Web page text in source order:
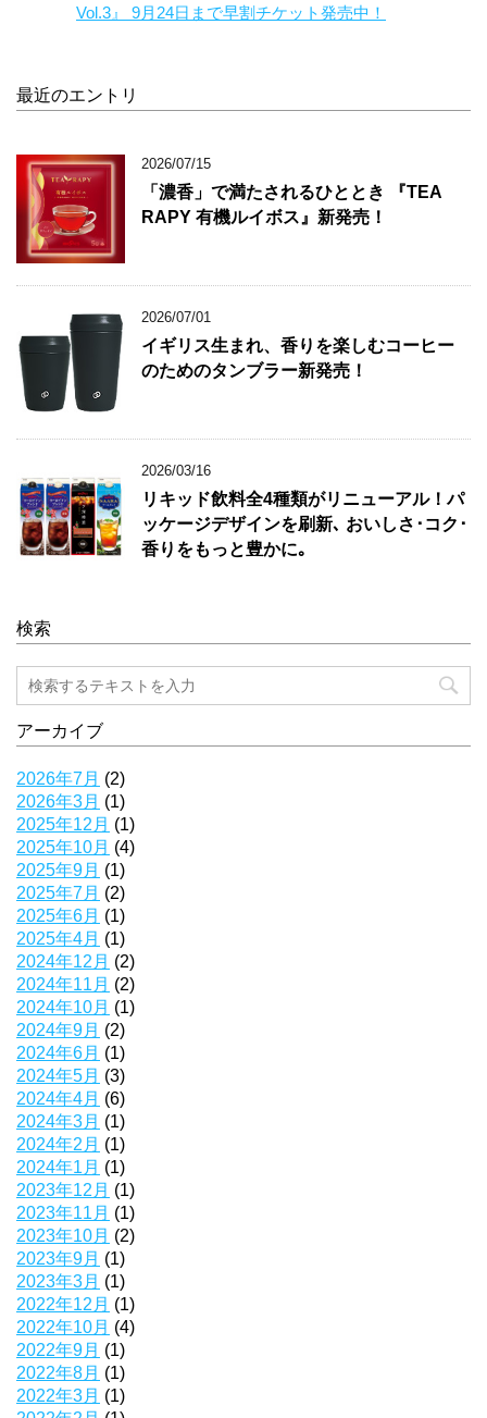
Vol.3』 9月24日まで早割チケット発売中！
最近のエントリ
2026/07/15
「濃香」で満たされるひととき 『TEA
RAPY 有機ルイボス』新発売！
2026/07/01
イギリス生まれ、香りを楽しむコーヒー
のためのタンブラー新発売！
2026/03/16
リキッド飲料全4種類がリニューアル！パ
ッケージデザインを刷新､ おいしさ･コク･
香りをもっと豊かに｡
検索
アーカイブ
2026年7月 (2)
2026年3月 (1)
2025年12月 (1)
2025年10月 (4)
2025年9月 (1)
2025年7月 (2)
2025年6月 (1)
2025年4月 (1)
2024年12月 (2)
2024年11月 (2)
2024年10月 (1)
2024年9月 (2)
2024年6月 (1)
2024年5月 (3)
2024年4月 (6)
2024年3月 (1)
2024年2月 (1)
2024年1月 (1)
2023年12月 (1)
2023年11月 (1)
2023年10月 (2)
2023年9月 (1)
2023年3月 (1)
2022年12月 (1)
2022年10月 (4)
2022年9月 (1)
2022年8月 (1)
2022年3月 (1)